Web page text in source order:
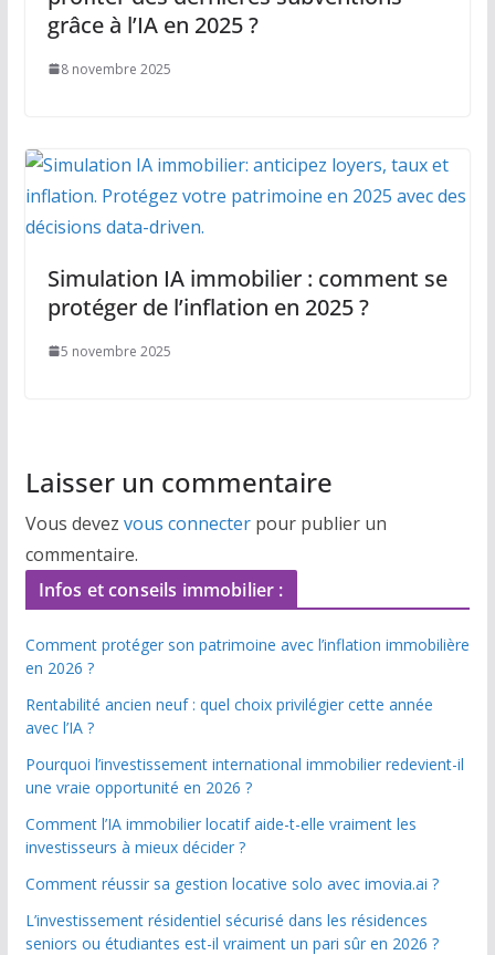
grâce à l’IA en 2025 ?
8 novembre 2025
Simulation IA immobilier : comment se
protéger de l’inflation en 2025 ?
5 novembre 2025
Laisser un commentaire
Vous devez vous connecterpour publier un
commentaire.
Infos et conseils immobilier :
Comment protéger son patrimoine avec l’inflation immobilière
en 2026 ?
Rentabilité ancien neuf : quel choix privilégier cette année
avec l’IA ?
Pourquoi l’investissement international immobilier redevient-il
une vraie opportunité en 2026 ?
Comment l’IA immobilier locatif aide-t-elle vraiment les
investisseurs à mieux décider ?
Comment réussir sa gestion locative solo avec imovia.ai ?
L’investissement résidentiel sécurisé dans les résidences
seniors ou étudiantes est-il vraiment un pari sûr en 2026 ?